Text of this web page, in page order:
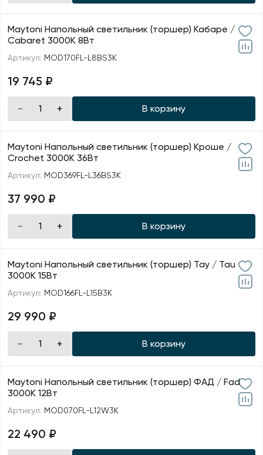
Maytoni Напольный светильник (торшер) Кабаре /
Cabaret 3000К 8Вт
Артикул: MOD170FL-L8BS3K
19 745 ₽
В корзину
Maytoni Напольный светильник (торшер) Кроше /
Crochet 3000К 36Вт
Артикул: MOD369FL-L36BS3K
37 990 ₽
В корзину
Maytoni Напольный светильник (торшер) Тау / Tau
3000К 15Вт
Артикул: MOD166FL-L15B3K
29 990 ₽
В корзину
Maytoni Напольный светильник (торшер) ФАД / Fad
3000К 12Вт
Артикул: MOD070FL-L12W3K
22 490 ₽